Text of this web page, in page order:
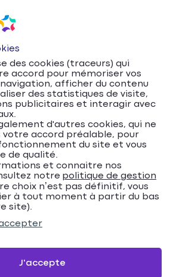
votre agence Matmut
Hauts-de-Seine
34 Boulevard Gambetta,
34
Gambetta,
des cookies (traceurs) qui
accord pour mémoriser vos
afficher du contenu
des statistiques de visite,
publicitaires et interagir avec
d'autres cookies, qui ne
votre accord préalable, pour
du site et vous
de qualité.
et connaitre nos
notre politique de gestion
choix n’est pas définitif, vous
à tout moment à partir du bas
site).
J'accepte